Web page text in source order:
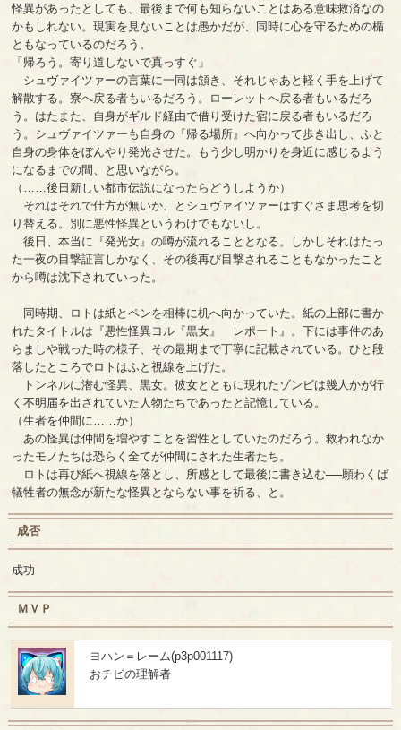
怪異があったとしても、最後まで何も知らないことはある意味救済なの
かもしれない。現実を見ないことは愚かだが、同時に心を守るための楯
ともなっているのだろう。
「帰ろう。寄り道しないで真っすぐ」
シュヴァイツァーの言葉に一同は頷き、それじゃあと軽く手を上げて
解散する。寮へ戻る者もいるだろう。ローレットへ戻る者もいるだろ
う。はたまた、自身がギルド経由で借り受けた宿に戻る者もいるだろ
う。シュヴァイツァーも自身の『帰る場所』へ向かって歩き出し、ふと
自身の身体をぼんやり発光させた。もう少し明かりを身近に感じるよう
になるまでの間、と思いながら。
（……後日新しい都市伝説になったらどうしようか）
それはそれで仕方が無いか、とシュヴァイツァーはすぐさま思考を切
り替える。別に悪性怪異というわけでもないし。
後日、本当に『発光女』の噂が流れることとなる。しかしそれはたっ
た一夜の目撃証言しかなく、その後再び目撃されることもなかったこと
から噂は沈下されていった。
同時期、ロトは紙とペンを相棒に机へ向かっていた。紙の上部に書か
れたタイトルは『悪性怪異ヨル『黒女』 レポート』。下には事件のあ
らましや戦った時の様子、その最期まで丁寧に記載されている。ひと段
落したところでロトはふと視線を上げた。
トンネルに潜む怪異、黒女。彼女とともに現れたゾンビは幾人かが行
く不明届を出されていた人物たちであったと記憶している。
（生者を仲間に……か）
あの怪異は仲間を増やすことを習性としていたのだろう。救われなか
ったモノたちは恐らく全てが仲間にされた生者たち。
ロトは再び紙へ視線を落とし、所感として最後に書き込む──願わくば
犠牲者の無念が新たな怪異とならない事を祈る、と。
成否
成功
ＭＶＰ
ヨハン＝レーム(p3p001117)
おチビの理解者